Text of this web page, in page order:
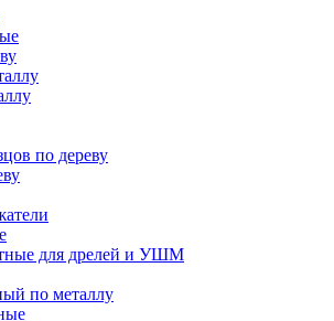
по дереву
для дрелей и УШМ
по металлу